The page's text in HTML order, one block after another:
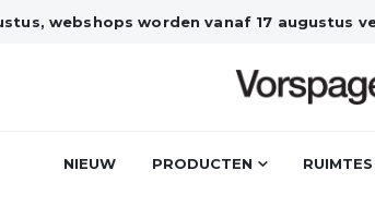
webshops worden vanaf 17 augustus
NIEUW PRODUCTEN RUIMTES